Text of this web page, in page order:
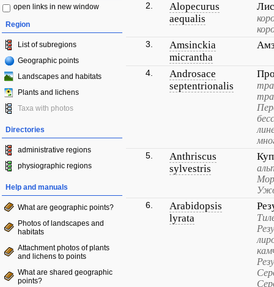
open links in new window
Region
List of subregions
Geographic points
Landscapes and habitats
Plants and lichens
Taxa with photos
Directories
administrative regions
physiographic regions
Help and manuals
What are geographic points?
Photos of landscapes and
habitats
Attachment photos of plants
and lichens to points
What are shared geographic
points?
2.
Alopecurus
aequalis
3.
Amsinckia
micrantha
4.
Androsace
septentrionalis
5.
Anthriscus
sylvestris
6.
Arabidopsis
lyrata